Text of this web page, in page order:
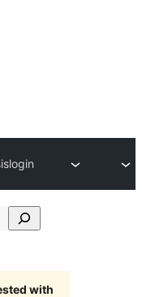
with